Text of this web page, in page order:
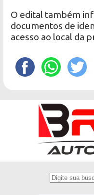
O edital também
documentos de
acesso ao local da